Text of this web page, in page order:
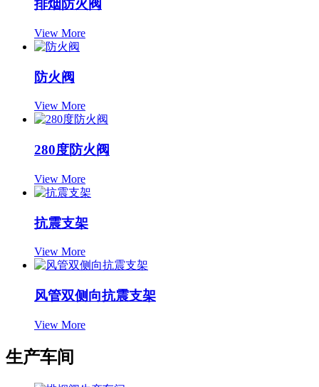
排烟防火阀
View More
防火阀
View More
280度防火阀
View More
抗震支架
View More
风管双侧向抗震支架
View More
生产车间